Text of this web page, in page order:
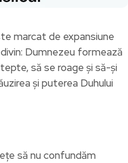
marcat de expansiune
Dumnezeu formează
să se roage și să-și
și puterea Duhului
să nu confundăm